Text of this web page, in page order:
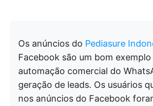
Os anúncios do Pediasure
Facebook são um bom exemplo
automação comercial do
geração de leads. Os usuários
nos anúncios do Facebook